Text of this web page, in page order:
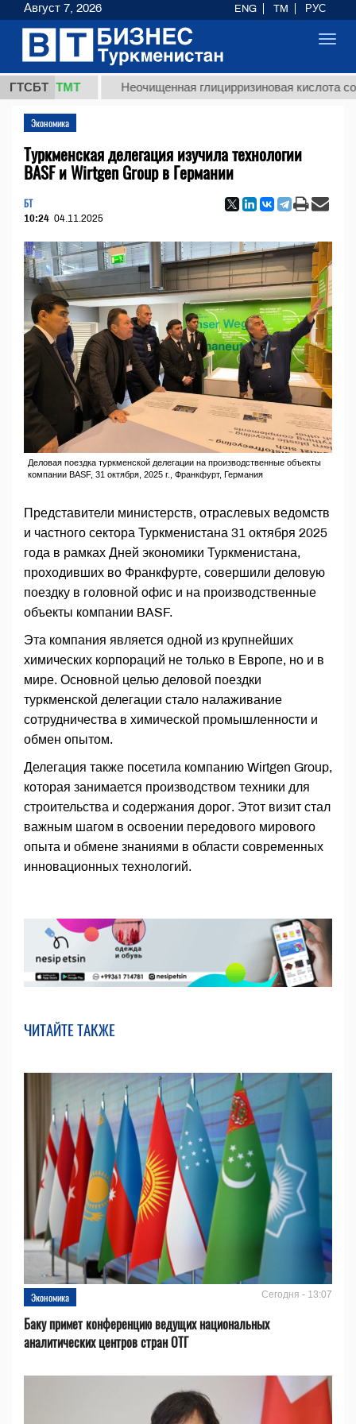
ГТСБТ
ТМТ Неочищенная глицирризиновая кислота
Экономика
Туркменская делегация изучила технологии
BASF и Wirtgen Group в Германии
БТ
10:24 04.11.2025
Деловая поездка туркменской делегации на производственные объекты
компании BASF, 31 октября, 2025 г., Франкфурт, Германия
Представители министерств, отраслевых ведомств
и частного сектора Туркменистана 31 октября 2025
года в рамках Дней экономики Туркменистана,
проходивших во Франкфурте, совершили деловую
поездку в головной офис и на производственные
объекты компании BASF.
Эта компания является одной из крупнейших
химических корпораций не только в Европе, но и в
мире. Основной целью деловой поездки
туркменской делегации стало налаживание
сотрудничества в химической промышленности и
обмен опытом.
Делегация также посетила компанию Wirtgen Group,
которая занимается производством техники для
строительства и содержания дорог. Этот визит стал
важным шагом в освоении передового мирового
опыта и обмене знаниями в области современных
инновационных технологий.
ЧИТАЙТЕ ТАКЖЕ
Экономика Сегодня - 13:07
Баку примет конференцию ведущих национальных
аналитических центров стран ОТГ
Август 7, 2026 ENG TM РУС